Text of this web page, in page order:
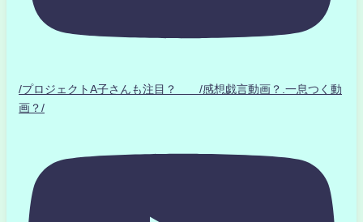
/プロジェクトA子さんも注目？ /感想戯言動画？.一息つく動
画？/